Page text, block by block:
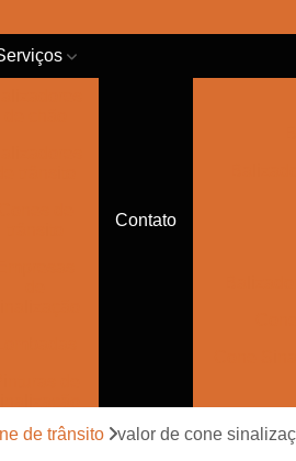
de
Contato
de trânsito valor de cone